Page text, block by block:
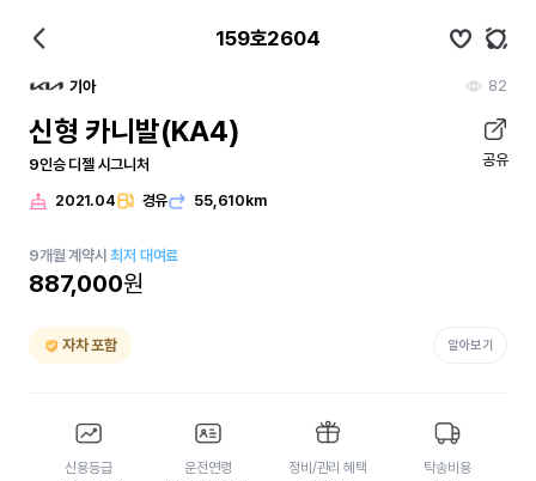
159호2604
기아 82
신형 카니발(KA4)
9인승 디젤 시그니처 공유
2021.04 경유 55,610km
9개월 계약시최저 대여료
887,000원
자차 포함 알아보기
신용등급 운전연령 정비/관리 혜택 탁송비용